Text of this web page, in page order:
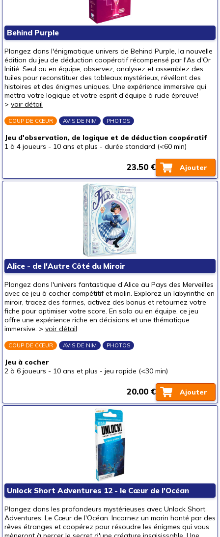
Behind Purple
Plongez dans l'énigmatique univers de Behind Purple, la nouvelle
édition du jeu de déduction coopératif récompensé par l'As d'Or
Initié. Seul ou en équipe, observez, analysez et assemblez des
tuiles pour reconstituer des tableaux mystérieux, révélant des
histoires et des énigmes uniques. Une expérience immersive qui
mettra votre logique et votre esprit d'équipe à rude épreuve!
> voir détail
COUP DE CŒUR AVIS DE NIM PHOTOS
Jeu d'observation, de logique et de déduction coopératif
1 à 4 joueurs - 10 ans et plus - durée standard (<60 min)
Ajouter
23.50 €
Alice - de l'Autre Côté du Miroir
Plongez dans l'univers fantastique d'Alice au Pays des Merveilles
avec ce jeu à cocher compétitif et malin. Explorez un labyrinthe en
miroir, tracez des formes, activez des bonus et retournez votre
fiche pour optimiser votre score. En solo ou en équipe, ce jeu
offre une expérience riche en décisions et une thématique
immersive. > voir détail
COUP DE CŒUR AVIS DE NIM PHOTOS
Jeu à cocher
2 à 6 joueurs - 10 ans et plus - jeu rapide (<30 min)
Ajouter
20.00 €
Unlock Short Adventures 12 - le Cœur de l'Océan
Plongez dans les profondeurs mystérieuses avec Unlock Short
Adventures: Le Cœur de l'Océan. Incarnez un marin hanté par des
rêves étranges et coopérez pour résoudre les énigmes qui vous